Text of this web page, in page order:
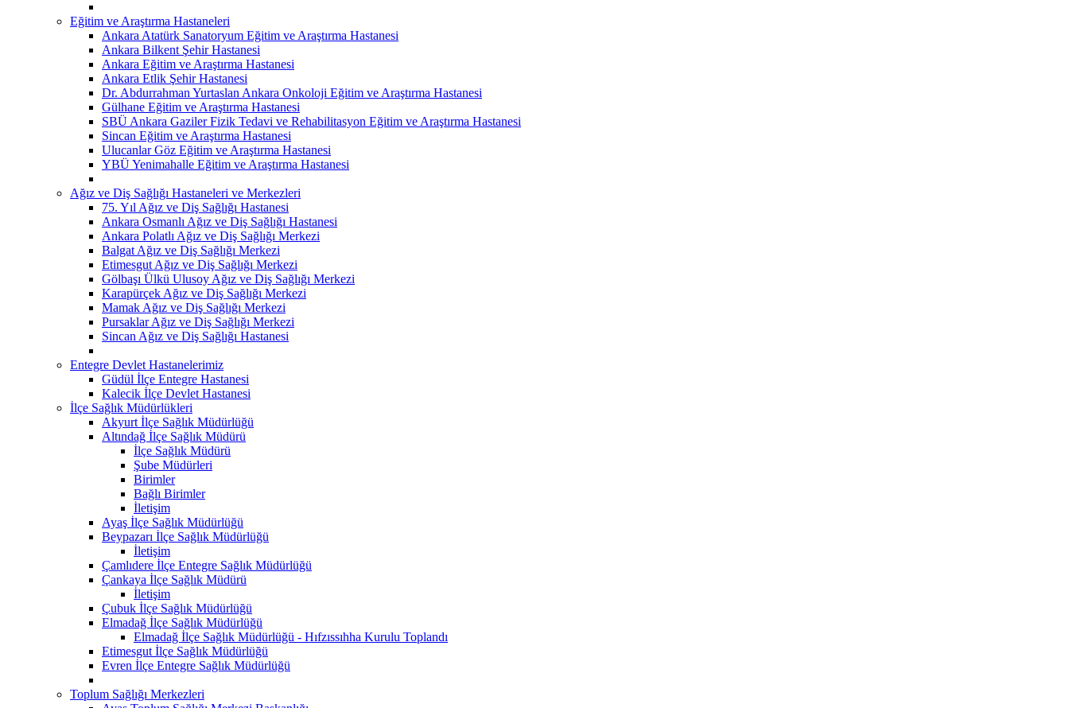
Eğitim ve Araştırma Hastaneleri
Ankara Atatürk Sanatoryum Eğitim ve Araştırma Hastanesi
Ankara Bilkent Şehir Hastanesi
Ankara Eğitim ve Araştırma Hastanesi
Ankara Etlik Şehir Hastanesi
Dr. Abdurrahman Yurtaslan Ankara Onkoloji Eğitim ve Araştırma Hastanesi
Gülhane Eğitim ve Araştırma Hastanesi
SBÜ Ankara Gaziler Fizik Tedavi ve Rehabilitasyon Eğitim ve Araştırma Hastanesi
Sincan Eğitim ve Araştırma Hastanesi
Ulucanlar Göz Eğitim ve Araştırma Hastanesi
YBÜ Yenimahalle Eğitim ve Araştırma Hastanesi
Ağız ve Diş Sağlığı Hastaneleri ve Merkezleri
75. Yıl Ağız ve Diş Sağlığı Hastanesi
Ankara Osmanlı Ağız ve Diş Sağlığı Hastanesi
Ankara Polatlı Ağız ve Diş Sağlığı Merkezi
Balgat Ağız ve Diş Sağlığı Merkezi
Etimesgut Ağız ve Diş Sağlığı Merkezi
Gölbaşı Ülkü Ulusoy Ağız ve Diş Sağlığı Merkezi
Karapürçek Ağız ve Diş Sağlığı Merkezi
Mamak Ağız ve Diş Sağlığı Merkezi
Pursaklar Ağız ve Diş Sağlığı Merkezi
Sincan Ağız ve Diş Sağlığı Hastanesi
Entegre Devlet Hastanelerimiz
Güdül İlçe Entegre Hastanesi
Kalecik İlçe Devlet Hastanesi
İlçe Sağlık Müdürlükleri
Akyurt İlçe Sağlık Müdürlüğü
Altındağ İlçe Sağlık Müdürü
İlçe Sağlık Müdürü
Şube Müdürleri
Birimler
Bağlı Birimler
İletişim
Ayaş İlçe Sağlık Müdürlüğü
Beypazarı İlçe Sağlık Müdürlüğü
İletişim
Çamlıdere İlçe Entegre Sağlık Müdürlüğü
Çankaya İlçe Sağlık Müdürü
İletişim
Çubuk İlçe Sağlık Müdürlüğü
Elmadağ İlçe Sağlık Müdürlüğü
Elmadağ İlçe Sağlık Müdürlüğü - Hıfzıssıhha Kurulu Toplandı
Etimesgut İlçe Sağlık Müdürlüğü
Evren İlçe Entegre Sağlık Müdürlüğü
Toplum Sağlığı Merkezleri